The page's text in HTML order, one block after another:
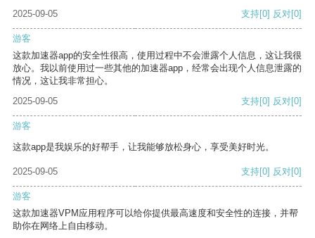
2025-09-05
支持[0] 反对[0]
游客
这款加速器app的安全性很高，使用过程中不会泄露个人信息，这让我很
放心。我以前使用过一些其他的加速器app，经常会出现个人信息泄露的
情况，这让我非常担心。
2025-09-05
支持[0] 反对[0]
游客
这款app是我娱乐的好帮手，让我能够放松身心，享受美好时光。
2025-09-05 支持[0] 反对[0]
游客
这款加速器VPM应用程序可以给你提供最高速度和安全性的连接，并帮
助你在网络上自由移动。